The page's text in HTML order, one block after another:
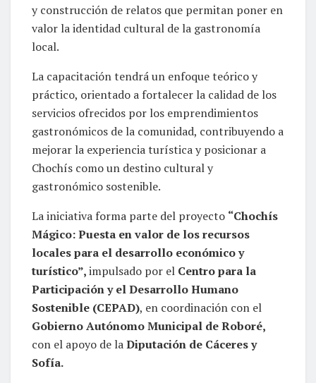
y construcción de relatos que permitan poner en
valor la identidad cultural de la gastronomía
local.
La capacitación tendrá un enfoque teórico y
práctico, orientado a fortalecer la calidad de los
servicios ofrecidos por los emprendimientos
gastronómicos de la comunidad, contribuyendo a
mejorar la experiencia turística y posicionar a
Chochís como un destino cultural y
gastronómico sostenible.
La iniciativa forma parte del proyecto “Chochís
Mágico: Puesta en valor de los recursos
locales para el desarrollo económico y
turístico”,impulsado por el Centro para la
Participación y el Desarrollo Humano
Sostenible (CEPAD), en coordinación con el
Gobierno Autónomo Municipal de Roboré,
con el apoyo de laDiputación de Cáceres y
Sofía.